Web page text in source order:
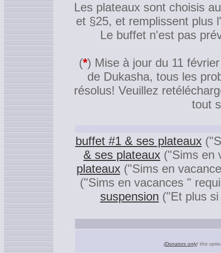
Les plateaux sont choisis
et §25, et remplissent plus
Le buffet n'est pas
(*) Mise à jour du 11
de Dukasha, tous les
résolus! Veuillez
tout
buffet #1 & ses plateaux
& ses plateaux("Sims en
plateaux("Sims en
("Sims en vacances "
suspension ("Et plus
(Donators only! this